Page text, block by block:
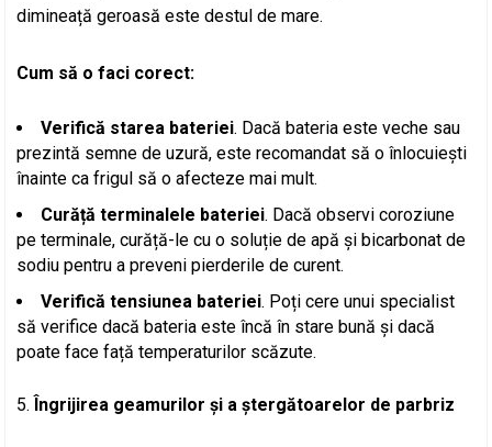
dimineață geroasă este destul de mare.
Cum să o faci corect:
Verifică starea bateriei. Dacă bateria este veche sau
prezintă semne de uzură, este recomandat să o înlocuiești
înainte ca frigul să o afecteze mai mult.
Curăță terminalele bateriei. Dacă observi coroziune
pe terminale, curăță-le cu o soluție de apă și bicarbonat de
sodiu pentru a preveni pierderile de curent.
Verifică tensiunea bateriei. Poți cere unui specialist
să verifice dacă bateria este încă în stare bună și dacă
poate face față temperaturilor scăzute.
Îngrijirea geamurilor și a ștergătoarelor de parbriz